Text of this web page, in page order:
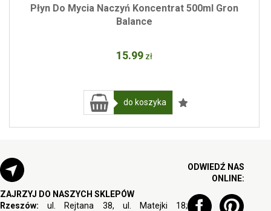
Płyn Do Mycia Naczyń Koncentrat 500ml Gron
Balance
15.99 zł
do koszyka
ZAJRZYJ DO NASZYCH SKLEPÓW
Rzeszów: ul. Rejtana 38, ul. Matejki 18;
ODWIEDŹ NAS
ONLINE: